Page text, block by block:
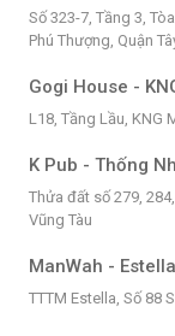
Số 323-7, Tầng 3,
Phú Thượng, Quận
Gogi House -
L18, Tầng Lầu, KNG
K Pub - Thống
Thửa đất số 279,
Vũng Tàu
ManWah -
TTTM Estella, Số 88